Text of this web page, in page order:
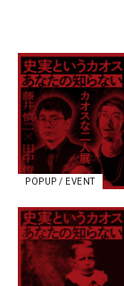
POPUP / EVENT